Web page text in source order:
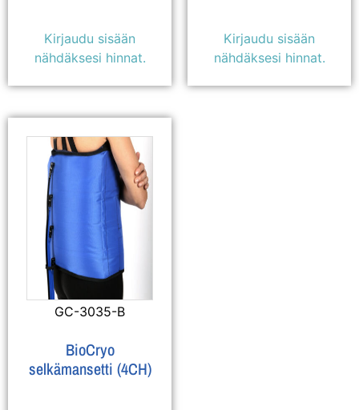
Kirjaudu sisään
nähdäksesi hinnat.
Kirjaudu sisään
nähdäksesi hinnat.
GC-3035-B
BioCryo
selkämansetti (4CH)